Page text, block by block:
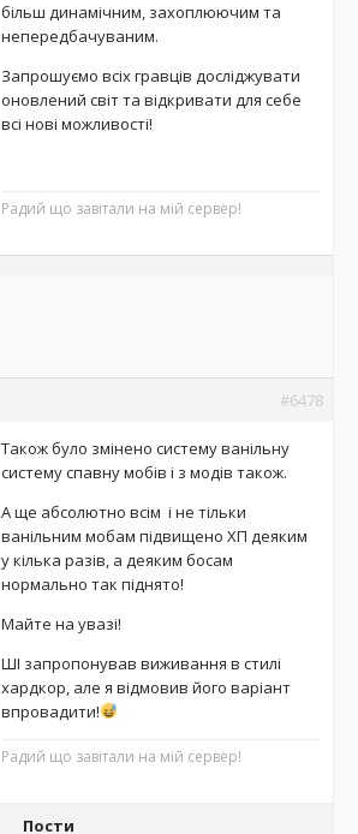
більш динамічним, захоплюючим та
непередбачуваним.
Запрошуємо всіх гравців досліджувати
оновлений світ та відкривати для себе
всі нові можливості!
Радий що завітали на мій сервер!
#6478
Також було змінено систему ванільну
систему спавну мобів і з модів також.
А ще абсолютно всім і не тільки
ванільним мобам підвищено ХП деяким
у кілька разів, а деяким босам
нормально так піднято!
Майте на увазі!
ШІ запропонував виживання в стилі
хардкор, але я відмовив його варіант
впровадити!
Радий що завітали на мій сервер!
Пости